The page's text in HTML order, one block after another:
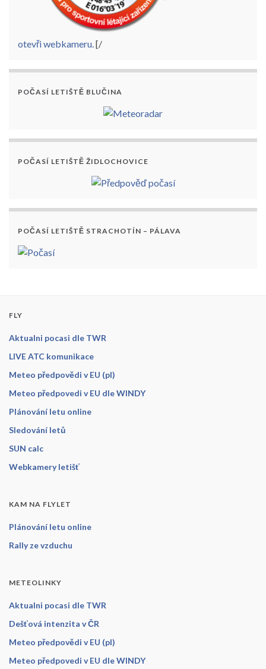
otevři webkameru.[/
POČASÍ LETIŠTĚ BLUČINA
POČASÍ LETIŠTĚ ŽIDLOCHOVICE
POČASÍ LETIŠTĚ STRACHOTÍN – PÁLAVA
FLY
Aktualni pocasi dle TWR
LIVE ATC komunikace
Meteo předpovědi v EU (pl)
Meteo předpovedi v EU dle WINDY
Plánování letu online
Sledování letů
SUN calc
Webkamery letišť
KAM NA FLYLET
Plánování letu online
Rally ze vzduchu
METEOLINKY
Aktualni pocasi dle TWR
Dešťová intenzita v ČR
Meteo předpovědi v EU (pl)
Meteo předpovedi v EU dle WINDY